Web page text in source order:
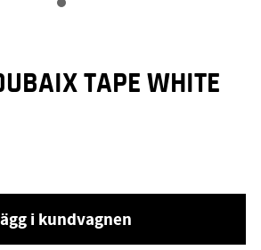
TAPE WHITE
i kundvagnen